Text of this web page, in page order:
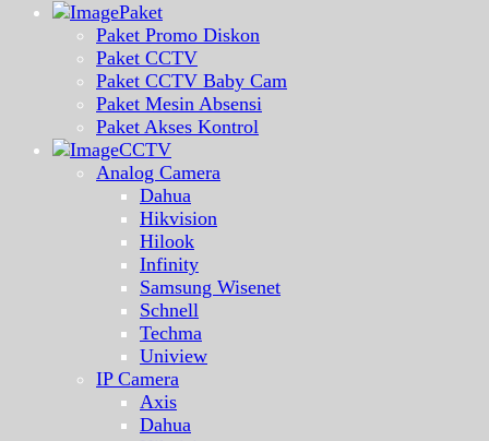
Paket
Paket Promo Diskon
Paket CCTV
Paket CCTV Baby Cam
Paket Mesin Absensi
Paket Akses Kontrol
CCTV
Analog Camera
Dahua
Hikvision
Hilook
Infinity
Samsung Wisenet
Schnell
Techma
Uniview
IP Camera
Axis
Dahua